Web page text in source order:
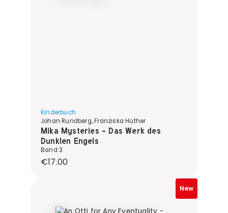
Kinderbuch
Johan Rundberg, Franziska Hüther
Mika Mysteries - Das Werk des
Dunklen Engels
Band 3
Regular price:
€17.00
New